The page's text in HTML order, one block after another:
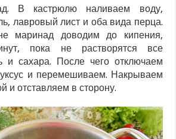
В кастрюлю наливаем воду,
лавровый лист и оба вида перца.
маринад доводим до кипения,
пока не растворятся все
и сахара. После чего отключаем
и перемешиваем. Накрываем
и отставляем в сторону.